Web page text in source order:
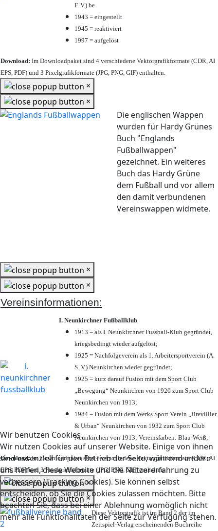
Wir benutzen Cookies
Wir nutzen Cookies auf unserer Website. Einige von ihnen
sind essenziell für den Betrieb der Seite, während andere
uns helfen, diese Website und die Nutzererfahrung zu
verbessern (Tracking Cookies). Sie können selbst
entscheiden, ob Sie die Cookies zulassen möchten. Bitte
beachten Sie, dass bei einer Ablehnung womöglich nicht
mehr alle Funktionalitäten der Seite zur Verfügung stehen.
F. V.) be
1943 = eingestellt
1945 = reaktiviert
1997 = aufgelöst
Download: Im Downloadpaket sind 4 verschiedene Vektorgrafikformate (CDR, AI
EPS, PDF) und 3 Pixelgrafikformate (JPG, PNG, GIF) enthalten.
×
×
Die englischen Wappen
wurden für Hardy Grünes
Buch "Englands
Fußballwappen"
gezeichnet. Ein weiteres
Buch das Hardy Grüne
dem Fußball und vor allem
den damit verbundenen
Vereinswappen widmete.
×
×
Vereinsinformationen:
I. Neunkirchner Fußballklub
1913 = als I. Neunkirchner Fussball-Klub gegründet,
kriegsbedingt wieder aufgelöst;
1925 = Nachfolgeverein als 1. Arbeitersportverein (A.
S. V.) Neunkirchen wieder gegründet;
1925 = kurz darauf Fusion mit dem Sport Club
„Bewegung“ Neunkirchen von 1920 zum Sport Club
Neunkirchen von 1913;
1984 = Fusion mit dem Werks Sport Verein „Brevillier
& Urban“ Neunkirchen von 1932 zum Sport Club
Neunkirchen von 1913; Vereinsfarben: Blau-Weiß;
Download:Im Downloadpaket sind 4 verschiedene Vektorgrafikformate (CDR, AI
EPS, PDF) und 3 Pixelgrafikformate (JPG, PNG, GIF) enthalten.
×
×
Diese Vektorgrafik ist im Band 2 der im
Zeitspiel-Verlag erscheinenden Buchreihe